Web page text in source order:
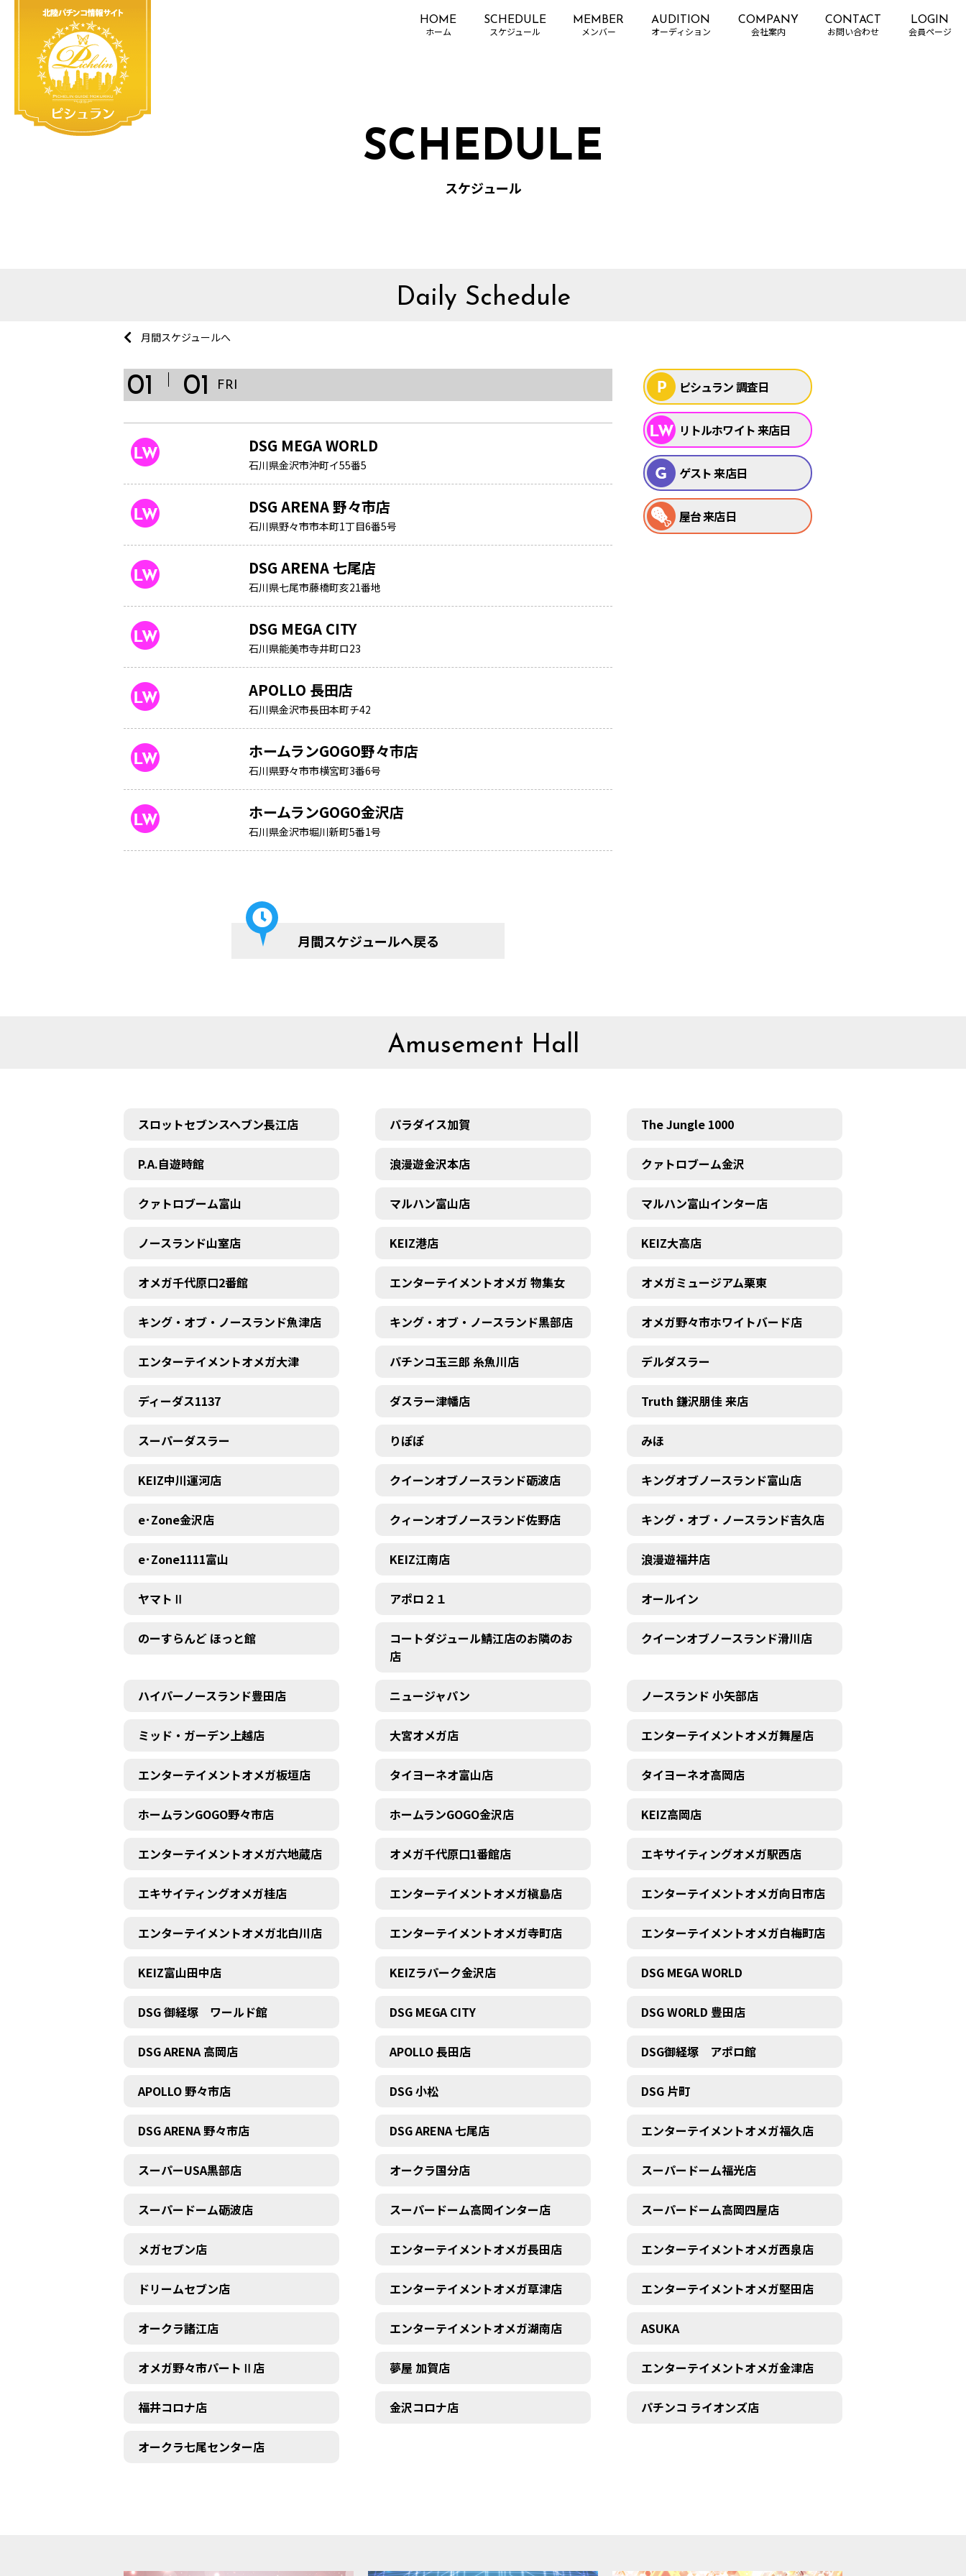
HOME SCHEDULE MEMBER AUDITION COMPANY CONTACT LOGIN
SCHEDULE
スケジュール
Daily Schedule
月間スケジュールへ
01 01 FRI
DSG MEGA WORLD
石川県金沢市沖町イ55番5
DSG ARENA 野々市店
石川県野々市市本町1丁目6番5号
DSG ARENA 七尾店
石川県七尾市藤橋町亥21番地
DSG MEGA CITY
石川県能美市寺井町ロ23
APOLLO 長田店
石川県金沢市長田本町チ42
ホームランGOGO野々市店
石川県野々市市横宮町3番6号
ホームランGOGO金沢店
石川県金沢市堀川新町5番1号
月間スケジュールへ戻る
ピシュラン 調査日
リトルホワイト 来店日
ゲスト 来店日
屋台 来店日
Amusement Hall
スロットセブンスヘブン長江店 パラダイス加賀 The Jungle 1000
P.A.自遊時館 浪漫遊金沢本店 クァトロブーム金沢
クァトロブーム富山 マルハン富山店 マルハン富山インター店
ノースランド山室店 KEIZ港店 KEIZ大高店
オメガ千代原口2番館 エンターテイメントオメガ 物集女 オメガミュージアム栗東
キング・オブ・ノースランド魚津店 キング・オブ・ノースランド黒部店 オメガ野々市ホワイトバード店
エンターテイメントオメガ大津 パチンコ玉三郎 糸魚川店 デルダスラー
ディーダス1137 ダスラー津幡店 Truth 鎌沢朋佳 来店
スーパーダスラー りぽぽ みほ
KEIZ中川運河店 クイーンオブノースランド砺波店 キングオブノースランド富山店
e･Zone金沢店 クィーンオブノースランド佐野店 キング・オブ・ノースランド吉久店
e･Zone1111富山 KEIZ江南店 浪漫遊福井店
ヤマトⅡ アポロ２１ オールイン
のーすらんど ほっと館
コートダジュール鯖江店のお隣のお
店
クイーンオブノースランド滑川店
ハイパーノースランド豊田店 ニュージャパン ノースランド 小矢部店
ミッド・ガーデン上越店 大宮オメガ店 エンターテイメントオメガ舞屋店
エンターテイメントオメガ板垣店 タイヨーネオ富山店 タイヨーネオ高岡店
ホームランGOGO野々市店 ホームランGOGO金沢店 KEIZ高岡店
エンターテイメントオメガ六地蔵店 オメガ千代原口1番館店 エキサイティングオメガ駅西店
エキサイティングオメガ桂店 エンターテイメントオメガ槇島店 エンターテイメントオメガ向日市店
エンターテイメントオメガ北白川店 エンターテイメントオメガ寺町店 エンターテイメントオメガ白梅町店
KEIZ富山田中店 KEIZラパーク金沢店 DSG MEGA WORLD
DSG 御経塚 ワールド館 DSG MEGA CITY DSG WORLD 豊田店
DSG ARENA 高岡店 APOLLO 長田店 DSG御経塚 アポロ館
APOLLO 野々市店 DSG 小松 DSG 片町
DSG ARENA 野々市店 DSG ARENA 七尾店 エンターテイメントオメガ福久店
スーパーUSA黒部店 オークラ国分店 スーパードーム福光店
スーパードーム砺波店 スーパードーム高岡インター店 スーパードーム高岡四屋店
メガセブン店 エンターテイメントオメガ長田店 エンターテイメントオメガ西泉店
ドリームセブン店 エンターテイメントオメガ草津店 エンターテイメントオメガ堅田店
オークラ諸江店 エンターテイメントオメガ湖南店 ASUKA
オメガ野々市パートⅡ店 夢屋 加賀店 エンターテイメントオメガ金津店
福井コロナ店 金沢コロナ店 パチンコ ライオンズ店
オークラ七尾センター店